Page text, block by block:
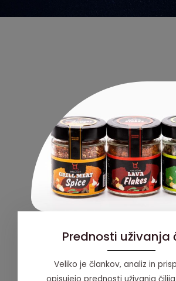
Prednosti uživanja
Veliko je člankov, analiz in